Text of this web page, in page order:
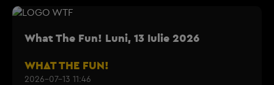
What The Fun! Luni, 13 Iulie 2026
WHAT THE FUN!
2026-07-13 11:46